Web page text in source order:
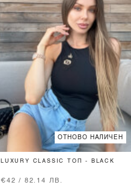
ОТНОВО НАЛИЧЕН
LUXURY CLASSIC ТОП - BLACK
€42 / 82.14 ЛВ.